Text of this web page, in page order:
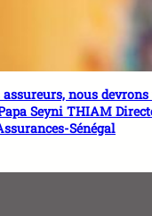
assureurs, nous
Seyni THIAM
Sénégal